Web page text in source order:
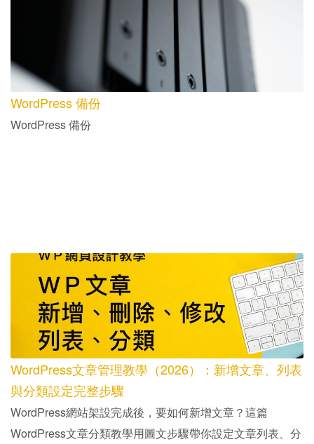
WordPress 備份
WordPress 備份
WordPress文章管理教學（2026）：新增文章、列表
與分類設定完整步驟
WordPress網站架設完成後，要如何新增文章？這篇
WordPress文章分類教學用圖文步驟帶你設定文章列表、分